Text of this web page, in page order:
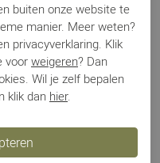
34 Phil beige
199,95
buiten onze website te
manier. Meer weten?
privacyverklaring. Klik
voor weigeren? Dan
Wil je zelf bepalen
klik dan hier.